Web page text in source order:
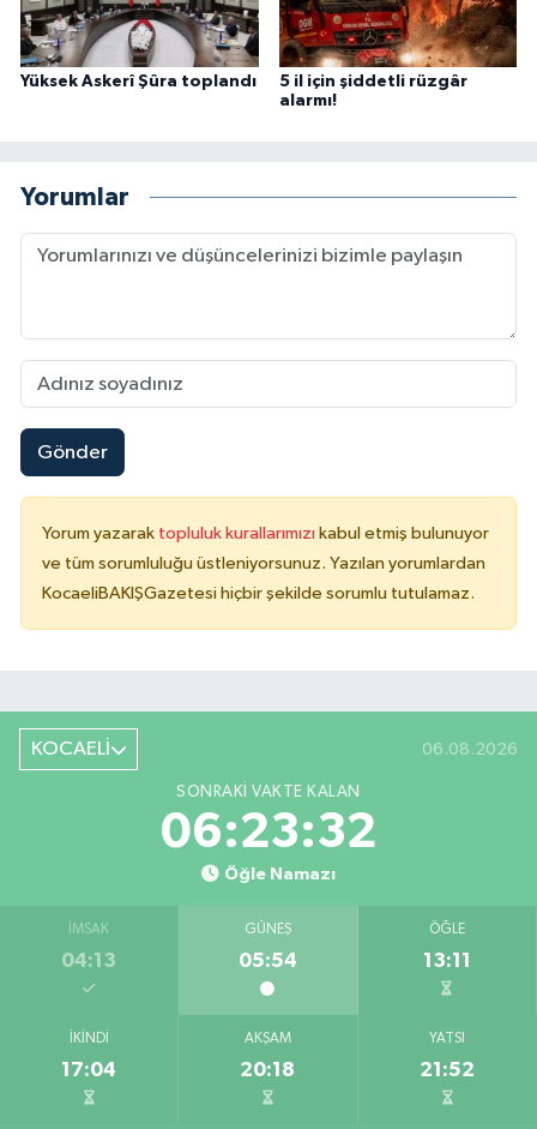
Yüksek Askerî Şûra toplandı
5 il için şiddetli rüzgâr
alarmı!
Yorumlar
Gönder
Yorum yazarak topluluk kurallarımızı kabul etmiş bulunuyor
ve tüm sorumluluğu üstleniyorsunuz. Yazılan yorumlardan
KocaeliBAKIŞGazetesi hiçbir şekilde sorumlu tutulamaz.
KOCAELİ 06.08.2026
SONRAKI VAKTE KALAN
06:23:32
Öğle Namazı
İMSAK
04:13
GÜNEŞ
05:54
ÖĞLE
13:11
İKINDI
17:04
AKŞAM
20:18
YATSI
21:52